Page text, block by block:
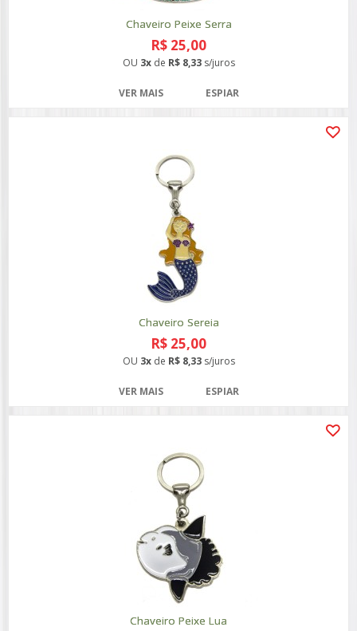
Chaveiro Peixe Serra
R$ 25,00
OU 3xde R$ 8,33s/juros
VER MAIS ESPIAR
Chaveiro Sereia
R$ 25,00
OU 3xde R$ 8,33s/juros
VER MAIS ESPIAR
Chaveiro Peixe Lua